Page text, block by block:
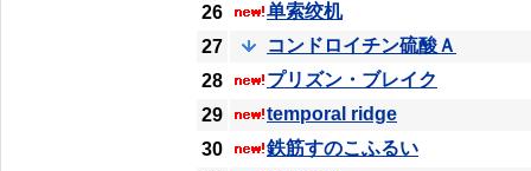
26
单索绞机
27
コンドロイチン硫酸Ａ
28
プリズン・ブレイク
29
temporal ridge
30
鉄筋すのこふるい